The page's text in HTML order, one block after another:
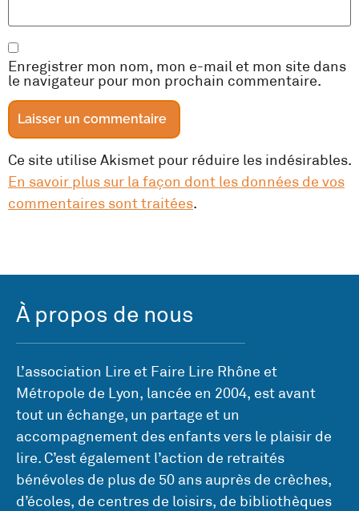
Enregistrer mon nom, mon e-mail et mon site dans
le navigateur pour mon prochain commentaire.
Ce site utilise Akismet pour réduire les indésirables.
En savoir plus sur la façon dont les données de vos
commentaires sont traitées.
À propos de nous
L’association Lire et Faire Lire Rhône et
Métropole de Lyon, lancée en 2004, est avant
tout un échange, un partage et un
accompagnement des enfants vers le plaisir de
lire. C’est également l’action de retraités
bénévoles de plus de 50 ans auprès de crèches,
d’écoles, de centres de loisirs, de bibliothèques